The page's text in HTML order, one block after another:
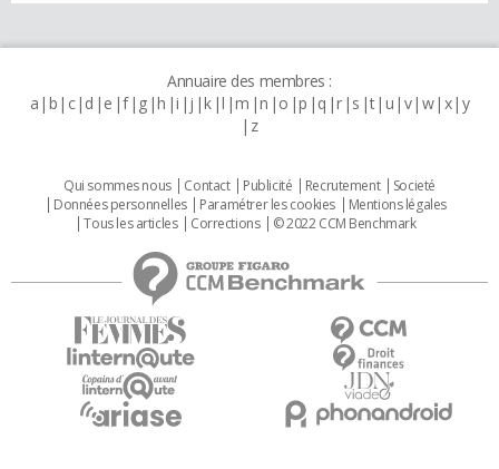
Annuaire des membres :
a b c d e f g h i j k l m n o p q r s t u v w x y
z
Qui sommes nous Contact Publicité Recrutement
Societé
Données personnelles
Paramétrer les cookies
Mentions légales
Tous les articles
Corrections © 2022 CCM Benchmark